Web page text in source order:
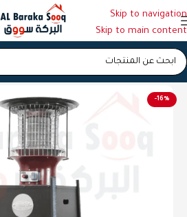
Skip to navigation
Skip to main content
الرئيسية/صوبة (دفاية)
-16%